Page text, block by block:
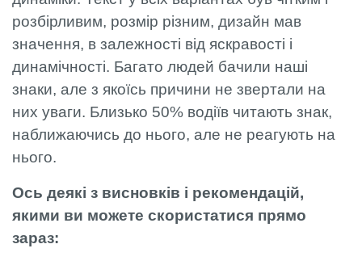
розбірливим, розмір різним, дизайн мав
значення, в залежності від яскравості і
динамічності. Багато людей бачили наші
знаки, але з якоїсь причини не звертали на
них уваги. Близько 50% водіїв читають знак,
наближаючись до нього, але не реагують на
нього.
Ось деякі з висновків і рекомендацій,
якими ви можете скористатися прямо
зараз: